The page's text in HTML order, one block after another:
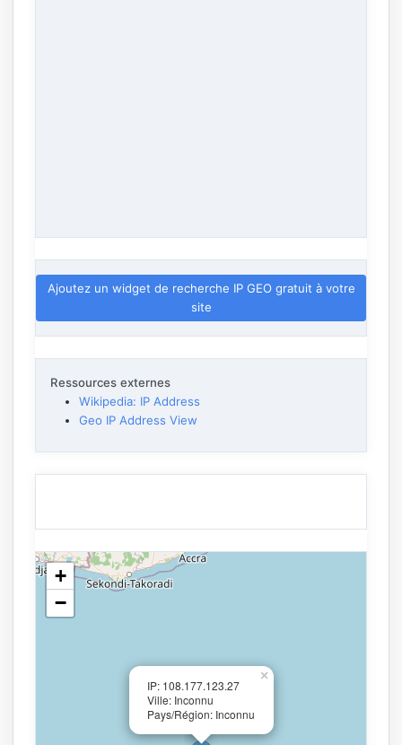
Ajoutez un widget de recherche IP GEO gratuit à votre
site
Ressources externes
Wikipedia: IP Address
Geo IP Address View
IP: 108.177.123.27
Ville: Inconnu
Pays/Région: Inconnu
×
+
−